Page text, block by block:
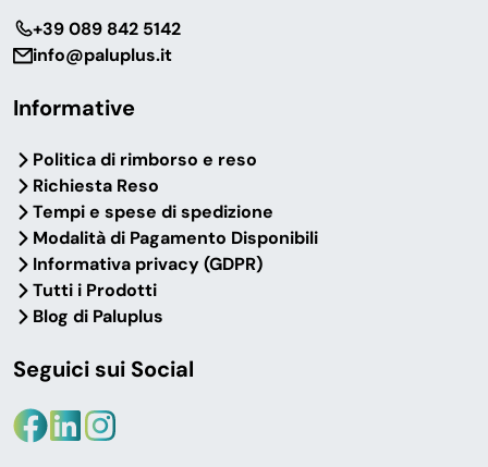
‎+39 089 842 5142
info@paluplus.it
Informative
Politica di rimborso e reso
Richiesta Reso
Tempi e spese di spedizione
Modalità di Pagamento Disponibili
Informativa privacy (GDPR)
Tutti i Prodotti
Blog di Paluplus
Seguici sui Social